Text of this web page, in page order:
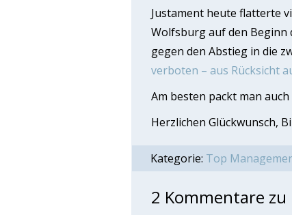
Justament heute flatterte
Wolfsburg auf den Beginn
gegen den Abstieg in die
verboten – aus Rücksicht
Am besten packt man
Herzlichen Glückwunsch,
Kategorie: Top
2 Kommentare zu